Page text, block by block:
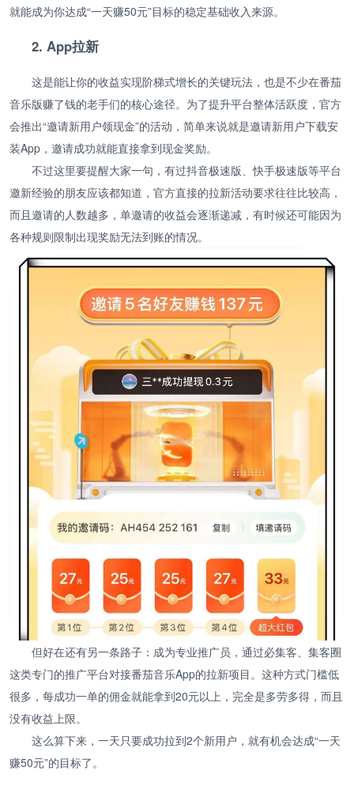
就能成为你达成“一天赚50元”目标的稳定基础收入来源。
2. App拉新
这是能让你的收益实现阶梯式增长的关键玩法，也是不少在番茄
音乐版赚了钱的老手们的核心途径。为了提升平台整体活跃度，官方
会推出“邀请新用户领现金”的活动，简单来说就是邀请新用户下载安
装App，邀请成功就能直接拿到现金奖励。
不过这里要提醒大家一句，有过抖音极速版、快手极速版等平台
邀新经验的朋友应该都知道，官方直接的拉新活动要求往往比较高，
而且邀请的人数越多，单邀请的收益会逐渐递减，有时候还可能因为
各种规则限制出现奖励无法到账的情况。
但好在还有另一条路子：成为专业推广员，通过必集客、集客圈
这类专门的推广平台对接番茄音乐App的拉新项目。这种方式门槛低
很多，每成功一单的佣金就能拿到20元以上，完全是多劳多得，而且
没有收益上限。
这么算下来，一天只要成功拉到2个新用户，就有机会达成“一天
赚50元”的目标了。